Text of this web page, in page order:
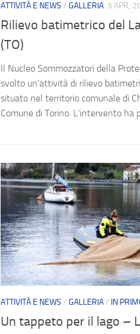
ATTIVITÀ E NEWS / GALLERIA 3 APR,
Rilievo batimetrico del
(TO)
Il Nucleo Sommozzatori della
svolto un’attività di rilievo
situato nel territorio comunale di
Comune di Torino. L’intervento ha
ATTIVITÀ E NEWS / GALLERIA/ IN
Un tappeto per il lago –